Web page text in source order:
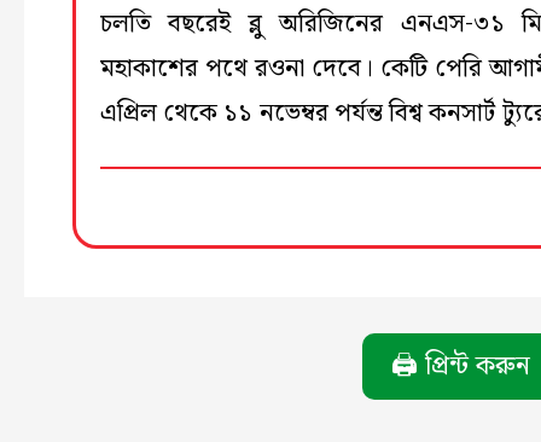
চলতি বছরেই ব্লু অরিজিনের এনএস-৩১
মহাকাশের পথে রওনা দেবে। কেটি পেরি
এপ্রিল থেকে ১১ নভেম্বর পর্যন্ত বিশ্ব কনসার্ট
🖨️ প্রিন্ট করুন